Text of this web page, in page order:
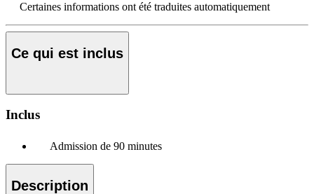
Certaines informations ont été traduites automatiquement
Ce qui est inclus
Inclus
Admission de 90 minutes
Description